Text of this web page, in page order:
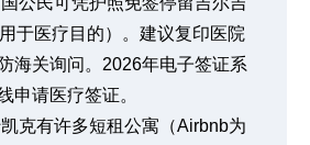
于医疗目的）。建议复印医院
海关询问。2026年电子签证系
申请医疗签证。
克有许多短租公寓（Airbnb为